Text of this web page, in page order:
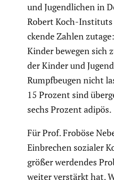
und Jugend­li­chen in
Robert Koch-
ckende Zahlen
Kinder bewegen sich
der Kinder und
Rumpf­beugen nicht
15 Prozent sind
sechs Prozent adipös.
Für Prof. Froböse
Einbre­chen sozialer
größer werdendes
weiter verstärkt hat.